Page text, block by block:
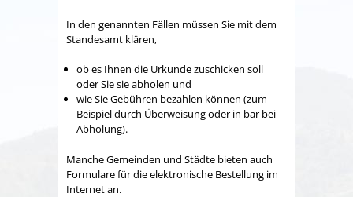
In den genannten Fällen müssen Sie mit dem
Standesamt klären,
ob es Ihnen die Urkunde zuschicken soll
oder Sie sie abholen und
wie Sie Gebühren bezahlen können (zum
Beispiel durch Überweisung oder in bar bei
Abholung).
Manche Gemeinden und Städte bieten auch
Formulare für die elektronische Bestellung im
Internet an.